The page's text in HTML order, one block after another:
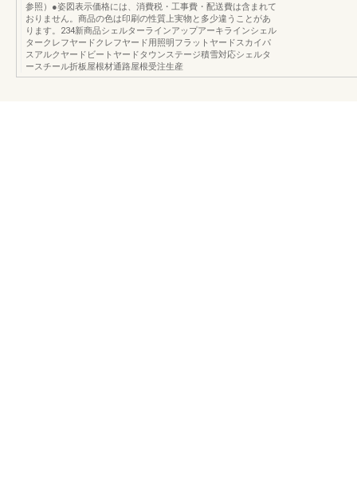
参照）●姿図表示価格には、消費税・工事費・配送費は含まれて
おりません。商品の色は印刷の性質上実物と多少違うことがあ
ります。234新商品シェルターラインアップアーキラインシェル
タークレフヤードクレフヤード用照明フラットヤードスカイパ
スアルクヤードビートヤードタウンステージ積雪対応シェルタ
ースチール折板屋根材通路屋根受注生産